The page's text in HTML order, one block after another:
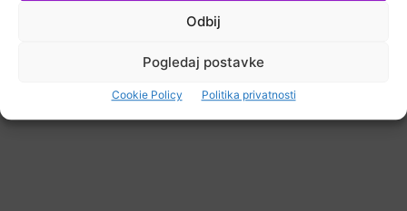
Odbij
Pogledaj postavke
Cookie Policy Politika privatnosti
PaKing Hrvatska
Izvoz aluminijskog otpada iz EU
zabrinjava industriju ambalaže